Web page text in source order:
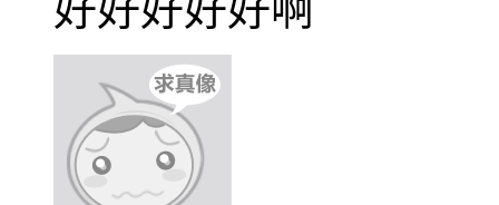
好好好好好啊